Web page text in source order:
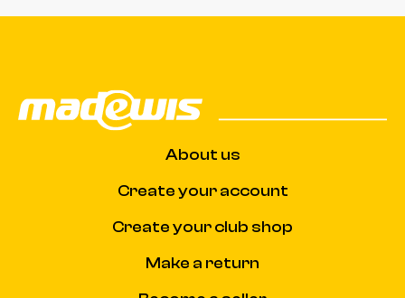
About us
Create your account
Create your club shop
Make a return